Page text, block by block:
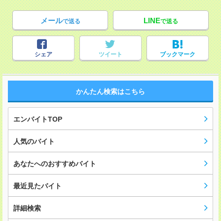
メールで送る LINEで送る
シェア ツイート ブックマーク
かんたん検索はこちら
エンバイトTOP
人気のバイト
あなたへのおすすめバイト
最近見たバイト
詳細検索